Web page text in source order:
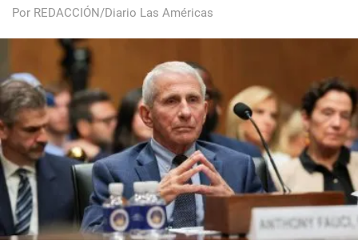
Por REDACCIÓN/Diario Las Américas